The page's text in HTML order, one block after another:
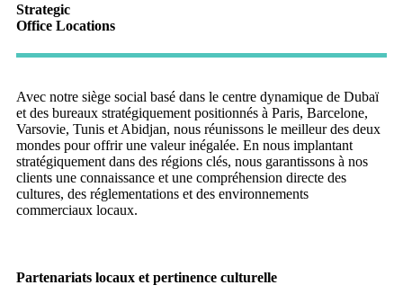
Strategic
Office Locations
Avec notre siège social basé dans le centre dynamique de Dubaï
et des bureaux stratégiquement positionnés à Paris, Barcelone,
Varsovie, Tunis et Abidjan, nous réunissons le meilleur des deux
mondes pour offrir une valeur inégalée. En nous implantant
stratégiquement dans des régions clés, nous garantissons à nos
clients une connaissance et une compréhension directe des
cultures, des réglementations et des environnements
commerciaux locaux.
Partenariats locaux et pertinence culturelle